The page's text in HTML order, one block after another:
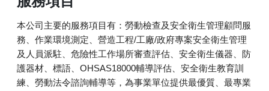
本公司主要的服務項目有：勞動檢查及安全衛生管理顧問服
務、作業環境測定、營造工程/工廠/政府專案安全衛生管理
及人員派駐、危險性工作場所審查評估、安全衛生儀器、防
護器材、標語、OHSAS18000輔導評估、安全衛生教育訓
練、勞動法令諮詢輔導等，為事業單位提供最優質、最專業